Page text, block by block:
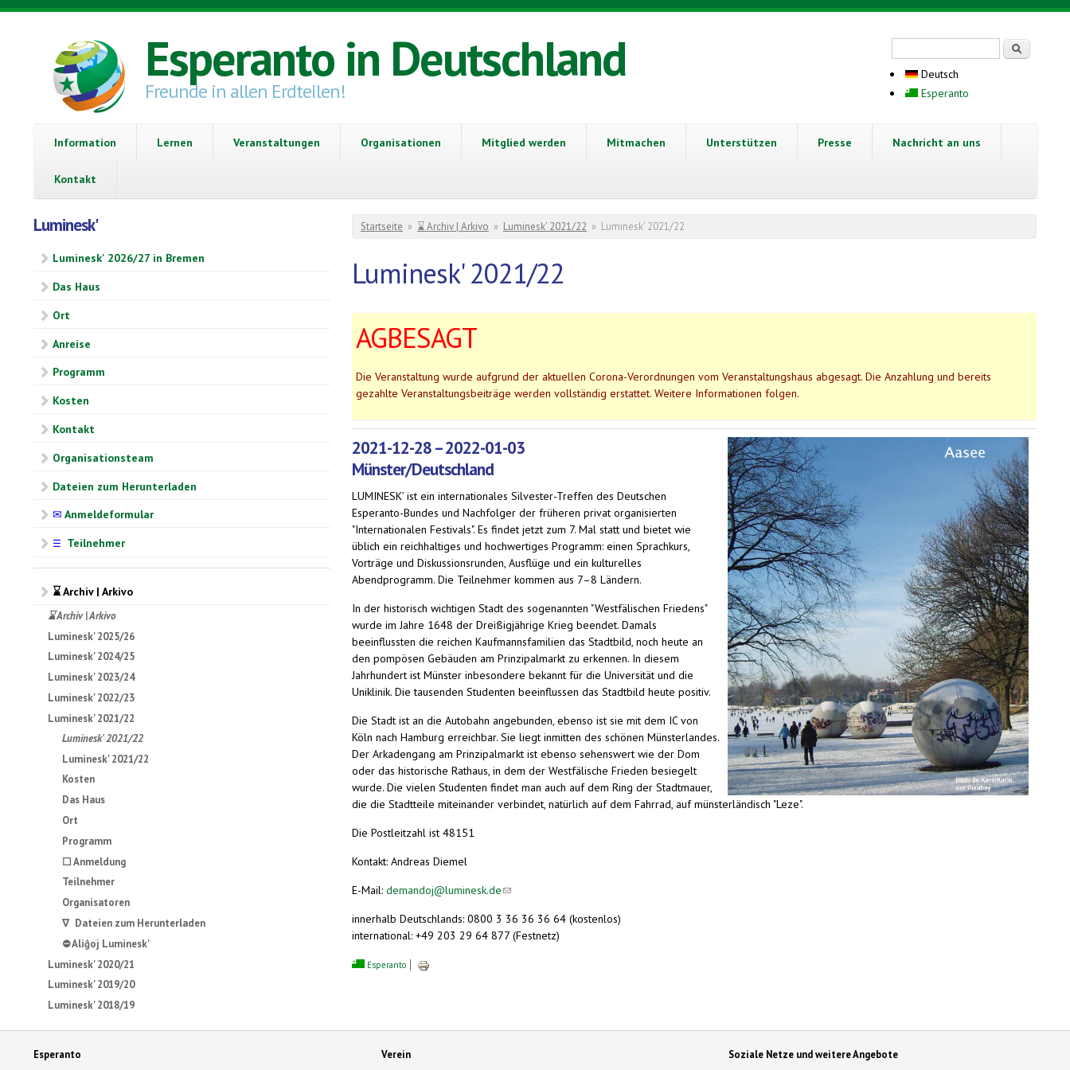
Direkt zum Inhalt
Esperanto in Deutschland
Freunde in allen Erdteilen!
Deutsch
Esperanto
Information Lernen Veranstaltungen Organisationen Mitglied werden Mitmachen Unterstützen Presse Nachricht an uns
Kontakt
Luminesk'
Luminesk' 2026/27 in Bremen
Das Haus
Ort
Anreise
Programm
Kosten
Kontakt
Organisationsteam
Dateien zum Herunterladen
✉ Anmeldeformular
☰ Teilnehmer
⌛ Archiv | Arkivo
⌛ Archiv | Arkivo
Luminesk' 2025/26
Luminesk' 2024/25
Luminesk' 2023/24
Luminesk' 2022/23
Luminesk' 2021/22
Luminesk' 2021/22
Luminesk' 2021/22
Kosten
Das Haus
Ort
Programm
☐ Anmeldung
Teilnehmer
Organisatoren
∇ Dateien zum Herunterladen
⛔ Aliĝoj Luminesk'
Luminesk' 2020/21
Luminesk' 2019/20
Luminesk' 2018/19
Sie sind hier
Startseite » ⌛ Archiv | Arkivo » Luminesk' 2021/22 » Luminesk' 2021/22
Luminesk' 2021/22
AGBESAGT
Die Veranstaltung wurde aufgrund der aktuellen Corona-Verordnungen vom Veranstaltungshaus abgesagt. Die Anzahlung und bereits
gezahlte Veranstaltungsbeiträge werden vollständig erstattet. Weitere Informationen folgen.
2021-12-28 – 2022-01-03
Münster/Deutschland
LUMINESK’ ist ein internationales Silvester-Treffen des Deutschen
Esperanto-Bundes und Nachfolger der früheren privat organisierten
"Internationalen Festivals". Es findet jetzt zum 7. Mal statt und bietet wie
üblich ein reichhaltiges und hochwertiges Programm: einen Sprachkurs,
Vorträge und Diskussionsrunden, Ausflüge und ein kulturelles
Abendprogramm. Die Teilnehmer kommen aus 7–8 Ländern.
In der historisch wichtigen Stadt des sogenannten "Westfälischen Friedens"
wurde im Jahre 1648 der Dreißigjährige Krieg beendet. Damals
beeinflussten die reichen Kaufmannsfamilien das Stadtbild, noch heute an
den pompösen Gebäuden am Prinzipalmarkt zu erkennen. In diesem
Jahrhundert ist Münster inbesondere bekannt für die Universität und die
Uniklinik. Die tausenden Studenten beeinflussen das Stadtbild heute positiv.
Die Stadt ist an die Autobahn angebunden, ebenso ist sie mit dem IC von
Köln nach Hamburg erreichbar. Sie liegt inmitten des schönen Münsterlandes.
Der Arkadengang am Prinzipalmarkt ist ebenso sehenswert wie der Dom
oder das historische Rathaus, in dem der Westfälische Frieden besiegelt
wurde. Die vielen Studenten findet man auch auf dem Ring der Stadtmauer,
die die Stadtteile miteinander verbindet, natürlich auf dem Fahrrad, auf münsterländisch "Leze".
Die Postleitzahl ist 48151
Kontakt: Andreas Diemel
E-Mail: demandoj@luminesk.de(link sends e-mail)
innerhalb Deutschlands: 0800 3 36 36 36 64 (kostenlos)
international: +49 203 29 64 877 (Festnetz)
Esperanto
Esperanto Verein Soziale Netze und weitere Angebote